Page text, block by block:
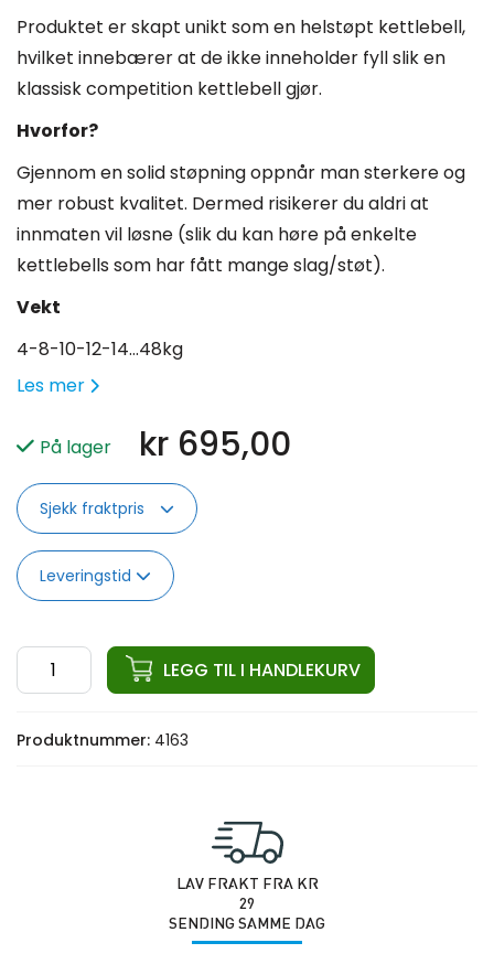
Produktet er skapt unikt som en helstøpt kettlebell,
hvilket innebærer at de ikke inneholder fyll slik en
klassisk competition kettlebell gjør.
Hvorfor?
Gjennom en solid støpning oppnår man sterkere og
mer robust kvalitet. Dermed risikerer du aldri at
innmaten vil løsne (slik du kan høre på enkelte
kettlebells som har fått mange slag/støt).
Vekt
4-8-10-12-14…48kg
Les mer
På lager kr 695,00
Sjekk fraktpris
Leveringstid
ata
Pro
Comp.
LEGG TIL I HANDLEKURV
Produktnummer: 4163
LAV FRAKT FRA KR
29
SENDING SAMME DAG